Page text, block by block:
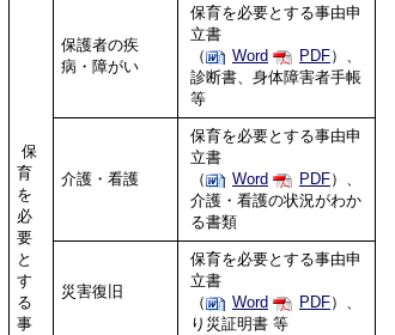
保
育
を
必
要
と
す
る
事
保護者の疾
病・障がい
保育を必要とする事由申
立書
（
Word PDF）、
診断書、身体障害者手帳
等
介護・看護
保育を必要とする事由申
立書
（
Word PDF）、
介護・看護の状況がわか
る書類
災害復旧
保育を必要とする事由申
立書
（
Word PDF）、
り災証明書 等